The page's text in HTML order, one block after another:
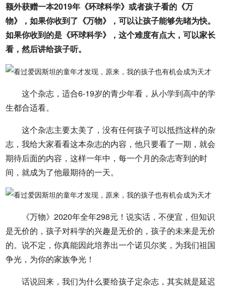
额外获赠一本2019年《环球科学》或者孩子看的《万
物》，如果你收到了《万物》，可以让孩子能够先暏为快。
如果你收到的是《环球科学》，这个难度有点大，可以家长
看，然后讲给孩子听。
这个杂志，适合6-19岁的青少年看，从小学到高中的学
生都合适看。
这个杂志主要太美了，没有任何孩子可以抵挡这样的杂
志，我给大家看看这本杂志的内容，他只要看了一期，就会
期待后面的内容，这样一年中，每一个月的杂志寄到的时
间，就成为了他最期待的一天。
《万物》2020年全年298元！说实话，不便宜，但知识
是无价的，孩子对科学的兴趣是无价的，孩子的未来是无价
的。说不定，你真能因此培养出一个诺贝尔奖，为我们祖国
争光，为你的家族争光！
话说回来，我们为什么要给孩子定杂志，其实就是延迟